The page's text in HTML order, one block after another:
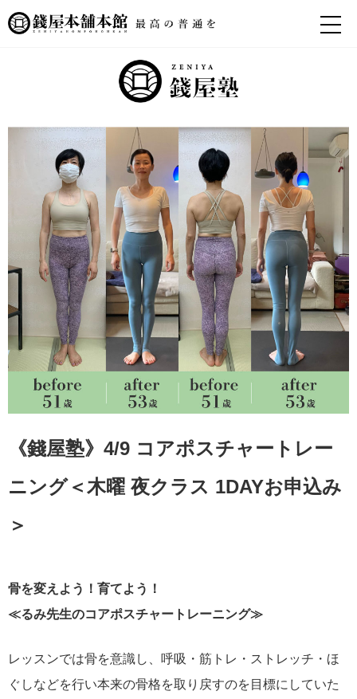
《錢屋塾》4/9 コアポスチャートレー
ニング＜木曜 夜クラス 1DAYお申込み
＞
骨を変えよう！育てよう！
≪るみ先生のコアポスチャートレーニング≫
レッスンでは骨を意識し、呼吸・筋トレ・ストレッチ・ほ
ぐしなどを行い本来の骨格を取り戻すのを目標にしていた